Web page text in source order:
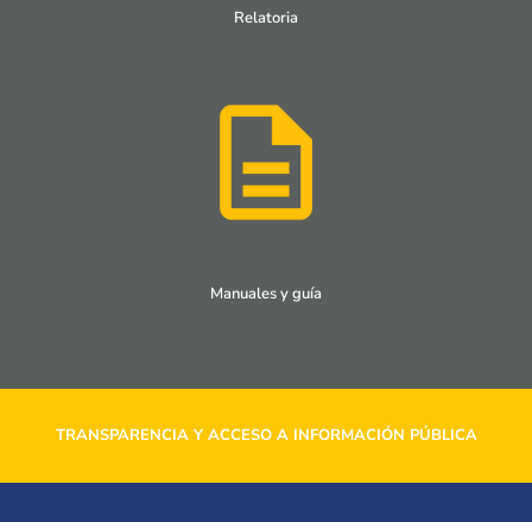
Relatoria
Manuales y guía
TRANSPARENCIA Y ACCESO A INFORMACIÓN PÚBLICA